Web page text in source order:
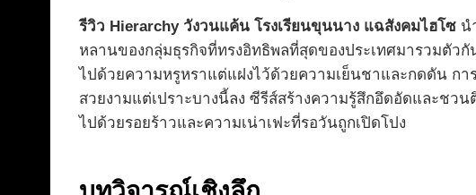
รีวิว Hierarchy วังวนแค้น โรงเรียนขุนนาง แฉสังคมไฮโซ น
หลานของกลุ่มธุรกิจที่ทรงอิทธิพลที่สุดของประเทศมารวมตัว
ไปด้วยความหรูหราแต่แฝงไว้ด้วยความเย็นชาและกดดัน กา
สวยงามแต่เปราะบางนี้ลง ซีรีส์สร้างความรู้สึกอึดอัดและช
ไปด้วยรอยร้าวและความเน่าเฟะที่รอวันถูกเปิดโปง